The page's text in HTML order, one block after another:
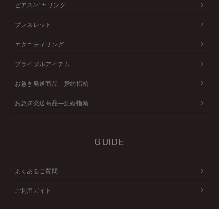
ピアス/イヤリング
ブレスレット
エタニティリング
ブライダルアイテム
お急ぎ発送商品―婚約指輪
お急ぎ発送商品―結婚指輪
GUIDE
よくあるご質問
ご利用ガイド